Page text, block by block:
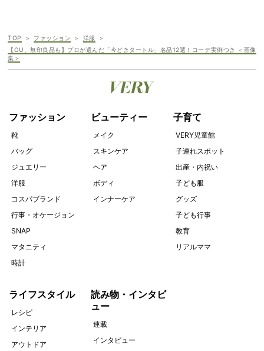
TOP ファッション
洋服
【GU、無印良品も】プロが選んだ「今どきタートル」名品12選！コーデ実例つき ＜画像
集＞
ファッション
靴
バッグ
ジュエリー
洋服
コスパブランド
行事・オケージョン
SNAP
マタニティ
時計
ビューティー
メイク
スキンケア
ヘア
ボディ
インナーケア
子育て
VERY児童館
子連れスポット
出産・内祝い
子ども服
グッズ
子ども行事
教育
リアルママ
ライフスタイル
レシピ
インテリア
アウトドア
読み物・インタビ
ュー
連載
インタビュー